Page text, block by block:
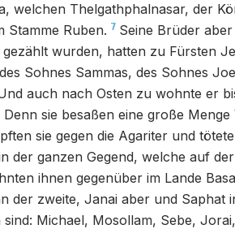
welchen Thelgathphalnasar, der
Stamme Ruben. 7 Seine Brüder
wurden, hatten zu Fürsten
Sohnes Sammas, des Sohnes
auch nach Osten zu wohnte er
sie besaßen eine große Menge
sie gegen die Agariter und
der ganzen Gegend, welche auf
ihnen gegenüber im Lande
der zweite, Janai aber und Saphat
Michael, Mosollam, Sebe,